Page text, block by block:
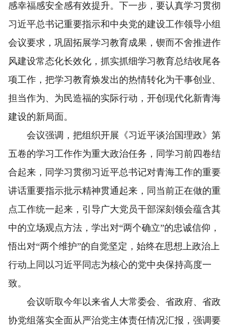
感幸福感安全感有效提升。下一步，要认真学习贯彻
习近平总书记重要指示和中央党的建设工作领导小组
会议要求，巩固拓展学习教育成果，锲而不舍推进作
风建设常态化长效化，抓实抓细学习教育总结收尾各
项工作，把学习教育焕发出的热情转化为干事创业、
担当作为、为民造福的实际行动，开创现代化新青海
建设的新局面。
会议强调，把组织开展《习近平谈治国理政》第
五卷的学习工作作为重大政治任务，同学习前四卷结
合起来，同学习贯彻习近平总书记对青海工作的重要
讲话重要指示批示精神贯通起来，同当前正在做的重
点工作统一起来，引导广大党员干部深刻领会蕴含其
中的立场观点方法，学出对“两个确立”的忠诚信仰，
悟出对“两个维护”的自觉坚定，始终在思想上政治上
行动上同以习近平同志为核心的党中央保持高度一
致。
会议听取今年以来省人大常委会、省政府、省政
协党组落实全面从严治党主体责任情况汇报，强调要